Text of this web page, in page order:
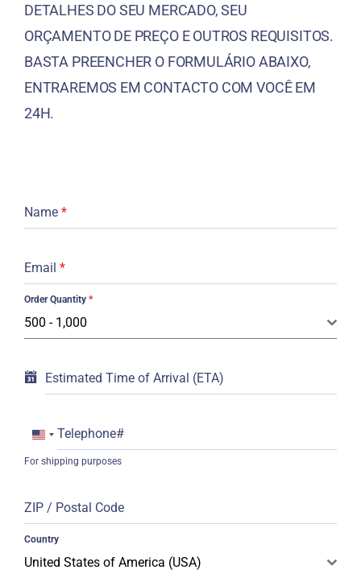
DETALHES DO SEU MERCADO, SEU
ORÇAMENTO DE PREÇO E OUTROS REQUISITOS.
BASTA PREENCHER O FORMULÁRIO ABAIXO,
ENTRAREMOS EM CONTACTO COM VOCÊ EM
24H.
Name *
Email *
Order Quantity *
500 - 1,000
Estimated Time of Arrival (ETA)
Telephone#
United
States
For shipping purposes
ZIP / Postal Code
Country
United States of America (USA)